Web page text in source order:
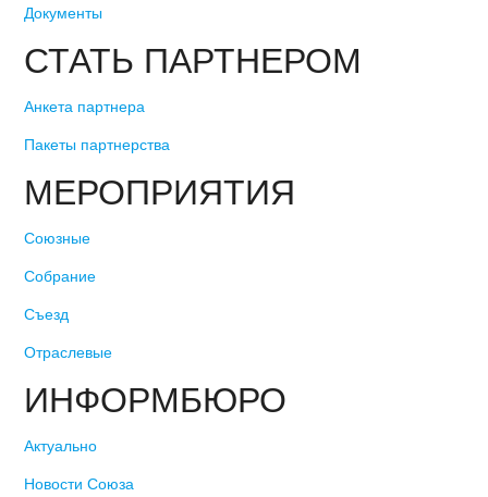
Документы
СТАТЬ ПАРТНЕРОМ
Анкета партнера
Пакеты партнерства
МЕРОПРИЯТИЯ
Союзные
Собрание
Съезд
Отраслевые
ИНФОРМБЮРО
Актуально
Новости Союза